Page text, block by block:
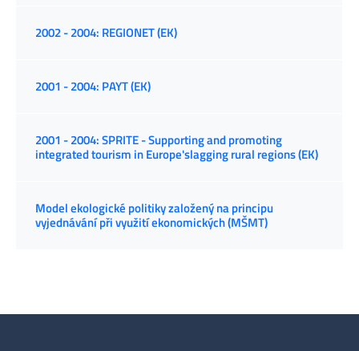
2002 - 2004: REGIONET (EK)
2001 - 2004: PAYT (EK)
2001 - 2004: SPRITE - Supporting and promoting
integrated tourism in Europe'slagging rural regions (EK)
Model ekologické politiky založený na principu
vyjednávání při využití ekonomických (MŠMT)